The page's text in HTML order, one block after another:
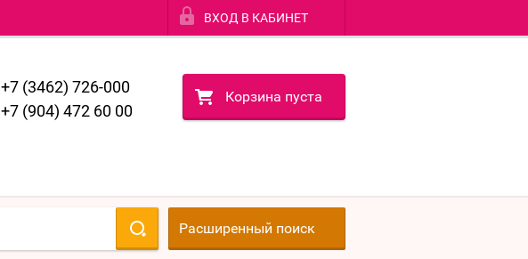
ВХОД В КАБИНЕТ
+7 (3462) 726-000
+7 (904) 472 60 00
Корзина пуста
Расширенный поиск